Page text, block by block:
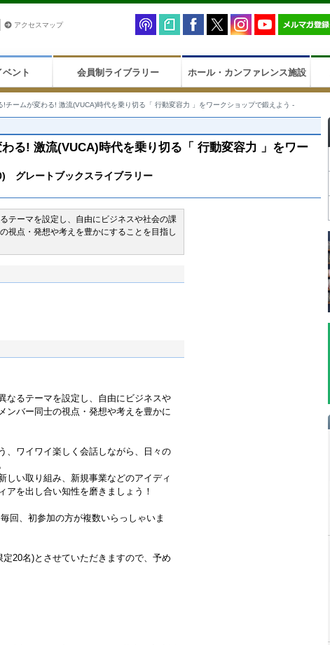
アクセスマップ
ベント 会員制ライブラリー ホール・カンファレンス施設
!チームが変わる! 激流(VUCA)時代を乗り切る「 行動変容力 」をワークショップで鍛えよう -
る! 激流(VUCA)時代を乗り切る「 行動変容力 」をワー
グレートブックスライブラリー
テーマを設定し、自由にビジネスや社会の課
視点・発想や考えを豊かにすることを目指し
なるテーマを設定し、自由にビジネスや
ンバー同士の視点・発想や考えを豊かに
、ワイワイ楽しく会話しながら、日々の
しい取り組み、新規事業などのアイディ
アを出し合い知性を磨きましょう！
回、初参加の方が複数いらっしゃいま
20名)とさせていただきますので、予め